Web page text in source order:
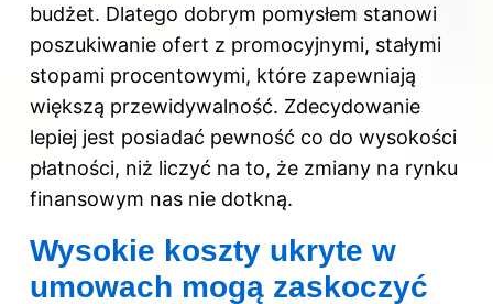
budżet. Dlatego dobrym pomysłem stanowi
poszukiwanie ofert z promocyjnymi, stałymi
stopami procentowymi, które zapewniają
większą przewidywalność. Zdecydowanie
lepiej jest posiadać pewność co do wysokości
płatności, niż liczyć na to, że zmiany na rynku
finansowym nas nie dotkną.
Wysokie koszty ukryte w
umowach mogą zaskoczyć